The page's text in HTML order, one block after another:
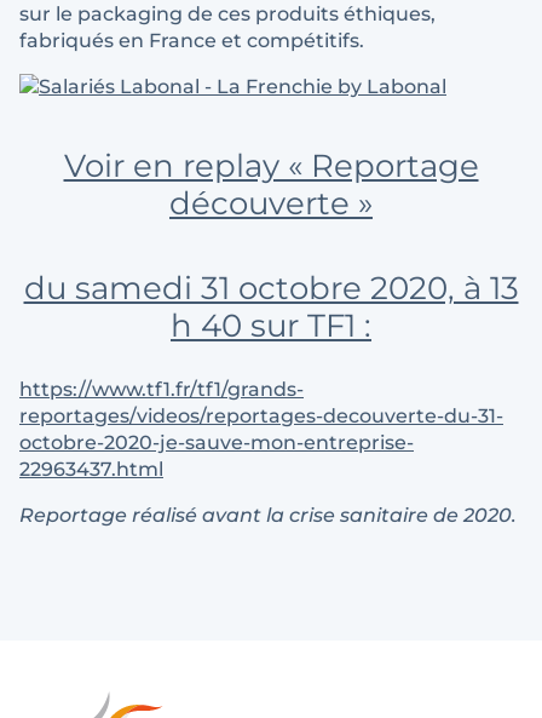
sur le packaging de ces produits éthiques,
fabriqués en France et compétitifs.
Voir en replay « Reportage
découverte »
du samedi 31 octobre 2020, à 13
h 40 sur TF1 :
https://www.tf1.fr/tf1/grands-
reportages/videos/reportages-decouverte-du-31-
octobre-2020-je-sauve-mon-entreprise-
22963437.html
Reportage réalisé avant la crise sanitaire de 2020.